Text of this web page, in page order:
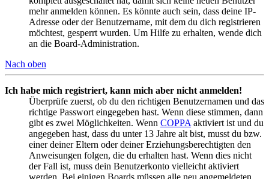
mehr anmelden können. Es könnte auch sein, dass deine IP-
Adresse oder der Benutzername, mit dem du dich registrieren
möchtest, gesperrt wurden. Um Hilfe zu erhalten, wende dich
an die Board-Administration.
Nach oben
Ich habe mich registriert, kann mich aber nicht anmelden!
Überprüfe zuerst, ob du den richtigen Benutzernamen und das
richtige Passwort eingegeben hast. Wenn diese stimmen, dann
gibt es zwei Möglichkeiten. Wenn COPPA aktiviert ist und du
angegeben hast, dass du unter 13 Jahre alt bist, musst du bzw.
einer deiner Eltern oder deiner Erziehungsberechtigten den
Anweisungen folgen, die du erhalten hast. Wenn dies nicht
der Fall ist, muss dein Benutzerkonto vielleicht aktiviert
werden. Bei einigen Boards müssen alle neu angemeldeten